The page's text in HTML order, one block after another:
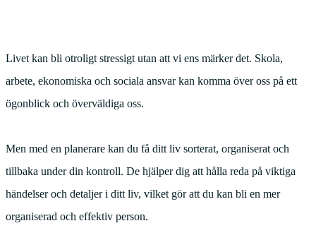
Livet kan bli otroligt stressigt utan att vi ens märker det. Skola,
arbete, ekonomiska och sociala ansvar kan komma över oss på ett
ögonblick och överväldiga oss.
Men med en planerare kan du få ditt liv sorterat, organiserat och
tillbaka under din kontroll. De hjälper dig att hålla reda på viktiga
händelser och detaljer i ditt liv, vilket gör att du kan bli en mer
organiserad och effektiv person.